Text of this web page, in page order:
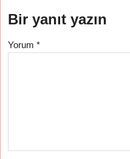
Bir yanıt yazın
Yorum*